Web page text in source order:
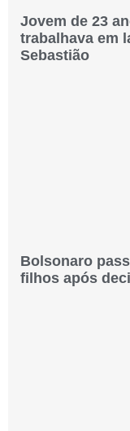
Jovem de 23
trabalhava em
Sebastião
Bolsonaro
filhos após